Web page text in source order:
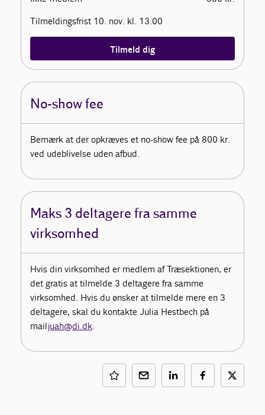
Tilmeldingsfrist 10. nov. kl. 13.00
Tilmeld dig
No-show fee
Bemærk at der opkræves et no-show fee på 800 kr.
ved udeblivelse uden afbud.
Maks 3 deltagere fra samme
virksomhed
Hvis din virksomhed er medlem af Træsektionen, er
det gratis at tilmelde 3 deltagere fra samme
virksomhed. Hvis du ønsker at tilmelde mere en 3
deltagere, skal du kontakte Julia Hestbech på
mailjuah@di.dk.